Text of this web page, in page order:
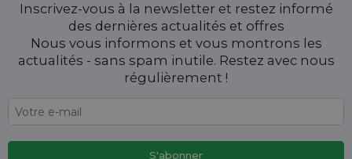
Inscrivez-vous à la newsletter et restez informé
des dernières actualités et offres
Nous vous informons et vous montrons les
actualités - sans spam inutile. Restez avec nous
régulièrement !